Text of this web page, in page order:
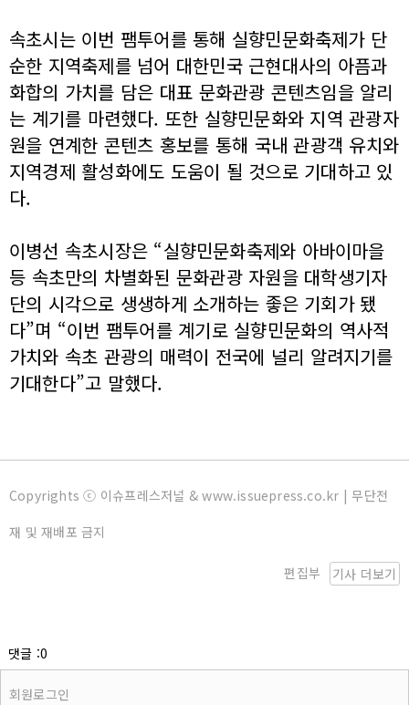
속초시는 이번 팸투어를 통해 실향민문화축제가 단
순한 지역축제를 넘어 대한민국 근현대사의 아픔과
화합의 가치를 담은 대표 문화관광 콘텐츠임을 알리
는 계기를 마련했다. 또한 실향민문화와 지역 관광자
원을 연계한 콘텐츠 홍보를 통해 국내 관광객 유치와
지역경제 활성화에도 도움이 될 것으로 기대하고 있
다.
이병선 속초시장은 “실향민문화축제와 아바이마을
등 속초만의 차별화된 문화관광 자원을 대학생기자
단의 시각으로 생생하게 소개하는 좋은 기회가 됐
다”며 “이번 팸투어를 계기로 실향민문화의 역사적
가치와 속초 관광의 매력이 전국에 널리 알려지기를
기대한다”고 말했다.
Copyrights ⓒ 이슈프레스저널 & www.issuepress.co.kr | 무단전
재 및 재배포 금지
기사 더보기
편집부
댓글 :0
회원로그인